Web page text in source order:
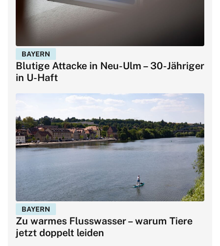
BAYERN
Blutige Attacke in Neu-Ulm – 30-Jähriger
in U-Haft
BAYERN
Zu warmes Flusswasser – warum Tiere
jetzt doppelt leiden